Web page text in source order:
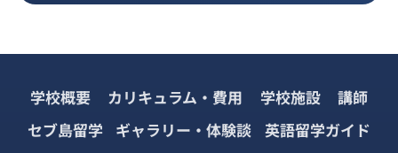
学校概要 カリキュラム・費用 学校施設
講師
セブ島留学 ギャラリー・体験談 英語留学ガイド